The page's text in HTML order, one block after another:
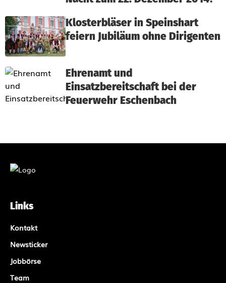
Klosterbläser in Speinshart
feiern Jubiläum ohne Dirigenten
Ehrenamt und
Einsatzbereitschaft bei der
Feuerwehr Eschenbach
Links
Kontakt
Newsticker
Jobbörse
Team